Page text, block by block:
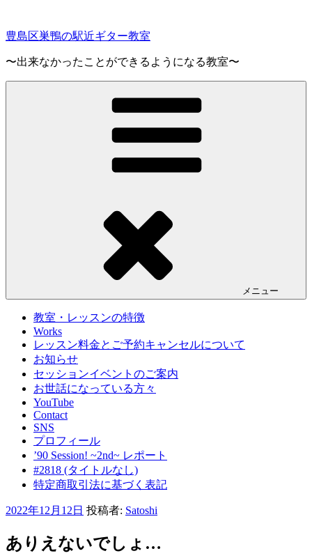
テ
へ
豊島区巣鴨の駅近ギター教室
〜出来なかったことができるようになる教室〜
メニュー
教室・レッスンの特徴
Works
レッスン料金とご予約キャンセルについて
お知らせ
セッションイベントのご案内
お世話になっている方々
YouTube
Contact
SNS
プロフィール
’90 Session! ~2nd~ レポート
#2818 (タイトルなし)
特定商取引法に基づく表記
投
日:
2022年12月12日 投稿者: Satoshi
ありえないでしょ…